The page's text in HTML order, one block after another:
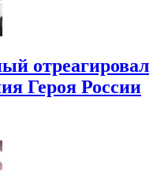
отреагировал
Героя России